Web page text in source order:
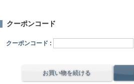
クーポンコード
クーポンコード :
お買い物を続ける